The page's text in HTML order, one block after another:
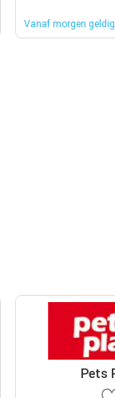
Vanaf morgen geldig
Pets